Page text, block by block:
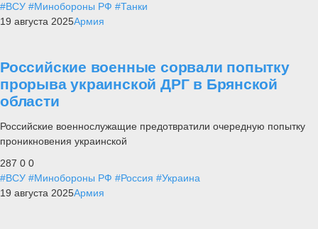
#ВСУ #Минобороны РФ #Танки
19 августа 2025Армия
Российские военные сорвали попытку
прорыва украинской ДРГ в Брянской
области
Российские военнослужащие предотвратили очередную попытку
проникновения украинской
287 0 0
#ВСУ #Минобороны РФ #Россия #Украина
19 августа 2025Армия